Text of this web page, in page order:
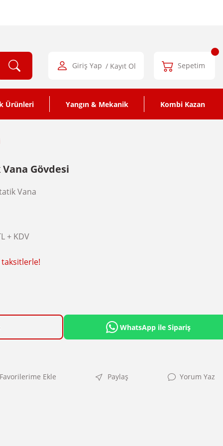
Giriş Yap / Kayıt Ol Sepetim
Ürünleri Yangın & Mekanik Kombi Kazan
Gövdesi
Vana
+ KDV
taksitlerle!
WhatsApp ile Sipariş
Paylaş Yorum Yaz